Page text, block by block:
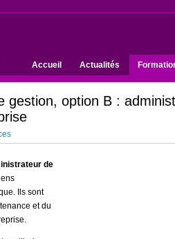
Accueil Actualités
gestion, option B :
de
Ils sont
et du